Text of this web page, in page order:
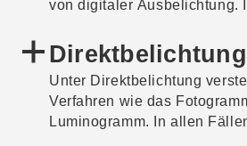
von digitaler Ausbelichtung.
wird die digitale
fotochemischen Verfahren
Direktbelichtung
Unter Direktbelichtung
Verfahren wie das
Luminogramm. In allen